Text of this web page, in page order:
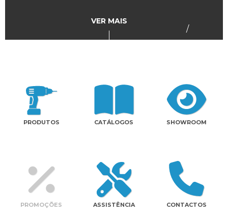
Assistência
Contactos
/
VER MAIS
PRODUTOS CATÁLOGOS SHOWROOM
PROMOÇÕES ASSISTÊNCIA CONTACTOS